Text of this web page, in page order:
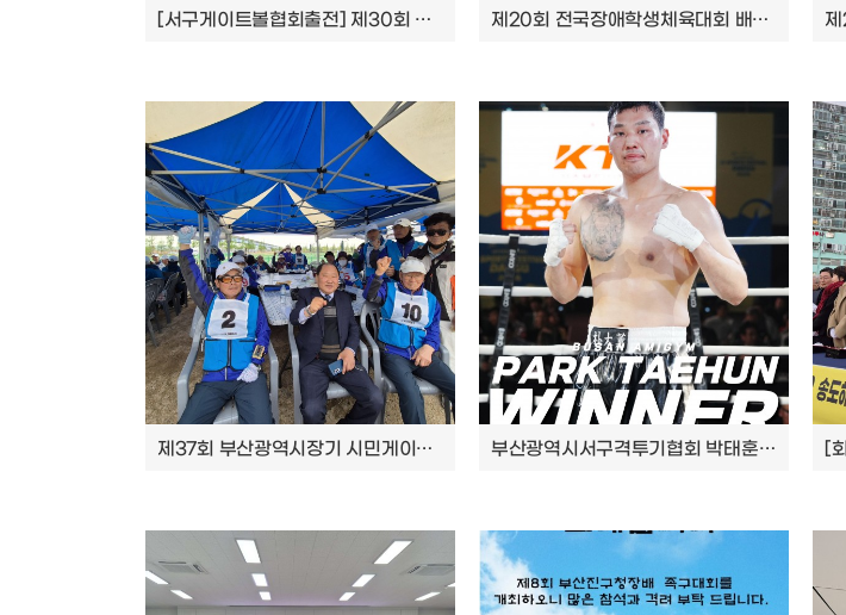
[서구게이트볼협회출전] 제30회 대한게이트볼협회장기 생활체육 전국게이트볼대회 제20회 전국장애학생체육대회 배드민턴대회 부산시 종합우승!
제37회 부산광역시장기 시민게이트볼대회 참가 부산광역시서구격투기협회 박태훈선수 우승